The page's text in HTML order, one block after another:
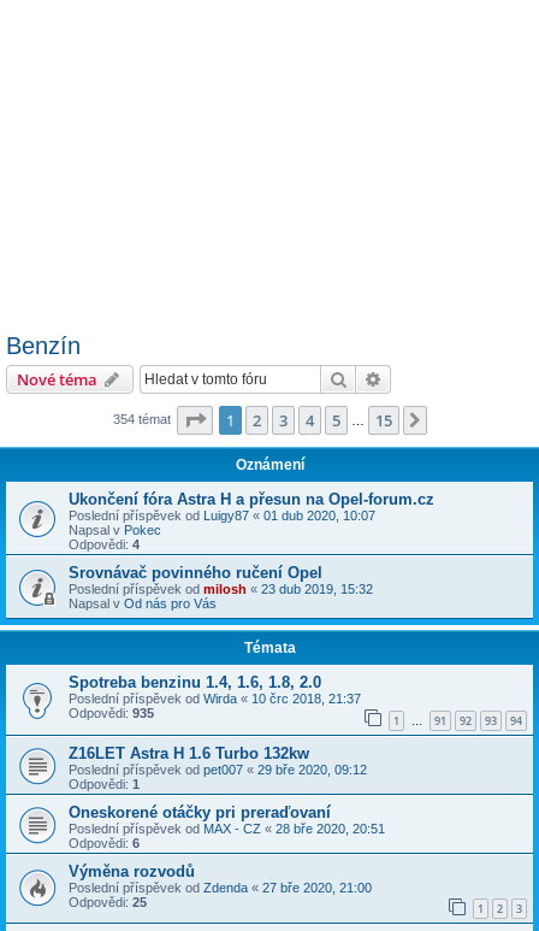
Benzín
Nové téma Hledat
354 témat Stránka z 15
1 2 3 4 5 15
Oznámení
Ukončení fóra Astra H a přesun na Opel-forum.cz
Poslední příspěvek od Luigy87 « 01 dub 2020, 10:07
Napsal v Pokec
Odpovědi: 4
Srovnávač povinného ručení Opel
Poslední příspěvek od milosh « 23 dub 2019, 15:32
Napsal v Od nás pro Vás
Témata
Spotreba benzinu 1.4, 1.6, 1.8, 2.0
Poslední příspěvek od Wirda « 10 črc 2018, 21:37
Odpovědi: 935 1 … 91 92 93 94
Z16LET Astra H 1.6 Turbo 132kw
Poslední příspěvek od pet007 « 29 bře 2020, 09:12
Odpovědi: 1
Oneskorené otáčky pri preraďovaní
Poslední příspěvek od MAX - CZ « 28 bře 2020, 20:51
Odpovědi: 6
Výměna rozvodů
Poslední příspěvek od Zdenda « 27 bře 2020, 21:00
Odpovědi: 25 1 2 3